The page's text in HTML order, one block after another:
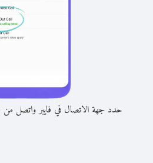
حدد جهة الاتصال في فايبر واتصل من